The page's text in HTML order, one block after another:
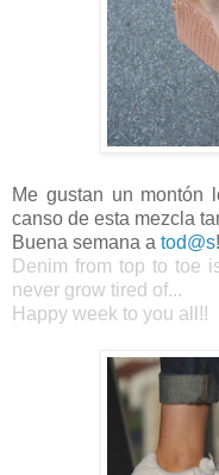
Me gustan un montón
canso de esta mezcla
Buena semana a tod@s
Denim from top to toe
never grow tired of...
Happy week to you all!!